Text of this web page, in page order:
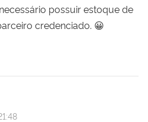
possuir estoque de
credenciado. 😀